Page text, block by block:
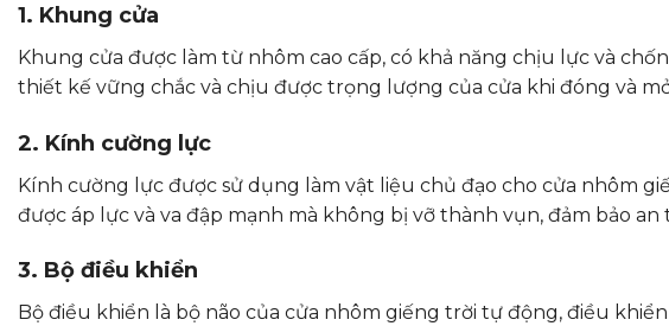
1. Khung cửa
Khung cửa được làm từ nhôm cao cấp, có khả năng chịu lực và
thiết kế vững chắc và chịu được trọng lượng của cửa khi đóng và
2. Kính cường lực
Kính cường lực được sử dụng làm vật liệu chủ đạo cho cửa nhôm
được áp lực và va đập mạnh mà không bị vỡ thành vụn, đảm bảo
3. Bộ điều khiển
Bộ điều khiển là bộ não của cửa nhôm giếng trời tự động, điều